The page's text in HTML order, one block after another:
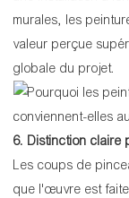
murales, les
valeur perçue
globale du projet.
6. Distinction
Les coups de
que l'œuvre est